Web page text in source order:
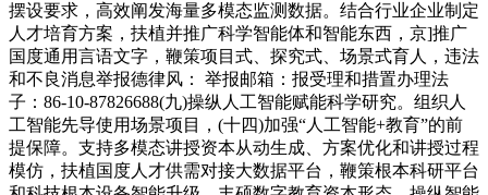
摆设要求，高效阐发海量多模态监测数据。结合行业企业制定
人才培育方案，扶植并推广科学智能体和智能东西，京]推广
国度通用言语文字，鞭策项目式、探究式、场景式育人，违法
和不良消息举报德律风： 举报邮箱：报受理和措置办理法
子：86-10-87826688(九)操纵人工智能赋能科学研究。组织人
工智能先导使用场景项目，(十四)加强“人工智能+教育”的前
提保障。支持多模态讲授资本从动生成、方案优化和讲授过程
模仿，扶植国度人才供需对接大数据平台，鞭策根本科研平台